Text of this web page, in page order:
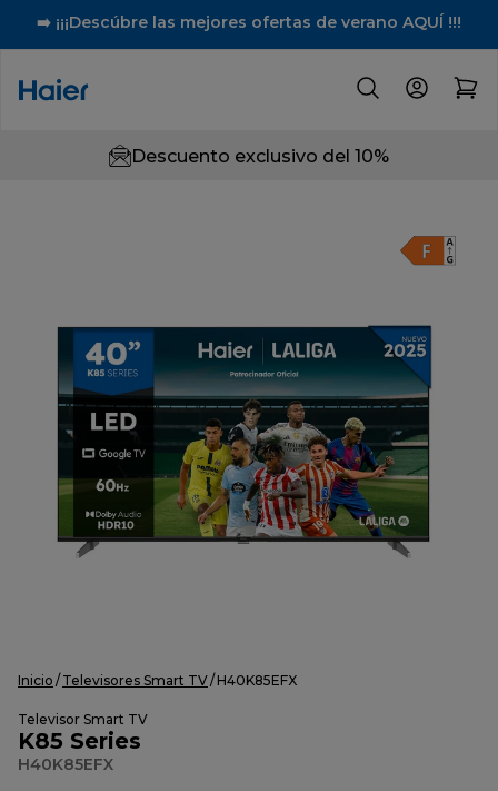
➡️ ¡¡¡Descúbre las mejores ofertas de verano AQUÍ !!!
Descuento exclusivo del 10%
Inicio Televisores Smart TV H40K85EFX
Televisor Smart TV
K85 Series
H40K85EFX